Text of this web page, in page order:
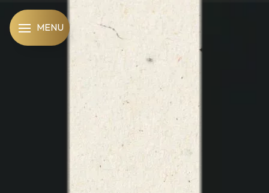
MENU
Panneau de gestion des cookies